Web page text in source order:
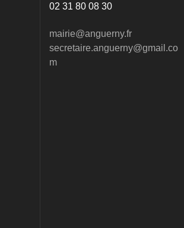
02 31 80 08 30
mairie@anguerny.fr
secretaire.anguerny@gmail.co
m